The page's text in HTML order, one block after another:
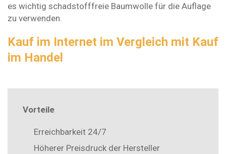
es wichtig schadstofffreie Baumwolle für die Auflage
zu verwenden.
Kauf im Internet im Vergleich mit Kauf
im Handel
Vorteile
Erreichbarkeit 24/7
Höherer Preisdruck der Hersteller